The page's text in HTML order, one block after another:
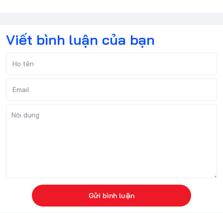
Viết bình luận của bạn
Gửi bình luận